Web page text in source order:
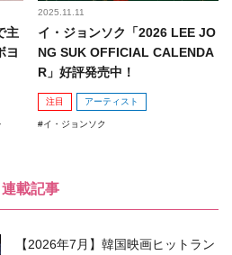
主
ヨ
2025.11.11
イ・ジョンソク「2026 LEE JO
NG SUK OFFICIAL CALENDA
R」好評発売中！
注目 アーティスト
イ・ジョンソク
連載記事
【2026年7月】韓国映画ヒットラン